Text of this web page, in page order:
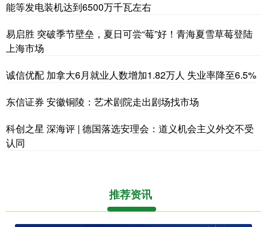
能等发电装机达到6500万千瓦左右
易启胜 突破季节壁垒，夏日可尝“莓”好！青海夏雪草莓登陆
上海市场
诚信优配 加拿大6月就业人数增加1.82万人 失业率降至6.5%
东信证券 安徽铜陵：艺术剧院走出剧场找市场
科创之星 深海评 | 德国落选安理会：道义机会主义外交不受
认同
推荐资讯